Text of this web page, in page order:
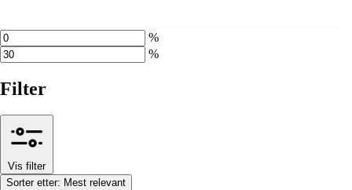
%
%
Filter
Vis filter
Sorter etter: Mest relevant